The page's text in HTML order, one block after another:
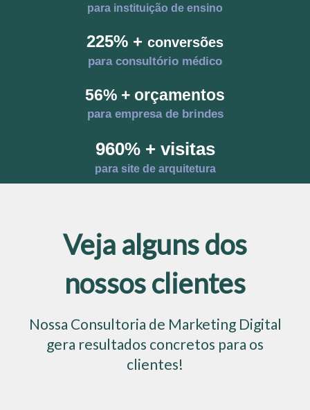
para instituição de ensino
225% + conversões
para consultório médico
56% + orçamentos
para empresa de brindes
960% + visitas
para site de arquitetura
Veja alguns dos
nossos clientes
Nossa Consultoria de Marketing Digital
gera resultados concretos para os
clientes!